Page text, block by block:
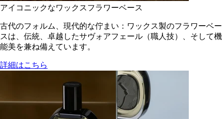
アイコニックなワックスフラワーベース
古代のフォルム、現代的な佇まい：ワックス製のフラワーベー
スは、伝統、卓越したサヴォアフェール（職人技）、そして機
能美を兼ね備えています。
詳細はこちら